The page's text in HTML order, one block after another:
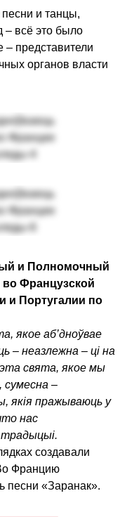
и танцы,
– всё это было
– представители
органов власти
и Полномочный
Французской
и Португалии по
якое аб’дноўвае
– неазлежна – ці на
свята, якое мы
сумесна –
якія пражываюць у
нас
создавали
Францию
песни «Заранак».